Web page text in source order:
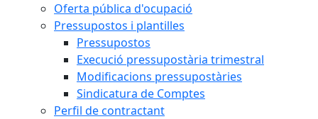
Oferta pública d'ocupació
Pressupostos i plantilles
Pressupostos
Execució pressupostària trimestral
Modificacions pressupostàries
Sindicatura de Comptes
Perfil de contractant